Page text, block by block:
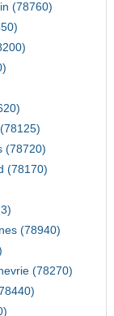
(78760)
(78720)
(78170)
(78940)
(78270)